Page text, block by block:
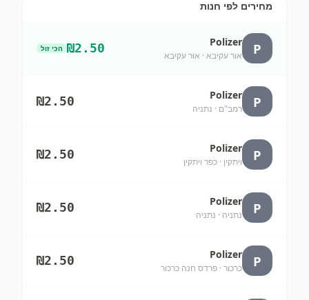
מחירים לפי חנות
P
Polizer
אור עקיבא · אור עקיבא
₪2.50 הכי זול
P
Polizer
רמב"ם · נתניה
₪2.50
P
Polizer
ויתקין · כפר ויתקין
₪2.50
P
Polizer
נתניה · נתניה
₪2.50
P
Polizer
כרכור · פרדס חנה כרכור
₪2.50